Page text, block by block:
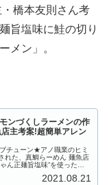
橋本友則さん考
旨塩味に鮭の切り
メン」。
ンづくしラーメンの作
主考案!超簡単アレン
チューン★アノ職業のヒミ
れた、真鯛らーめん 麺魚店
ん正麺旨塩味”を使った
2021.08.21